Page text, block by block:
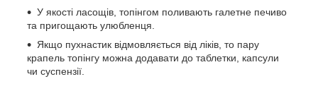
У якості ласощів, топінгом поливають галетне печиво
та пригощають улюбленця.
Якщо пухнастик відмовляється від ліків, то пару
крапель топінгу можна додавати до таблетки, капсули
чи суспензії.